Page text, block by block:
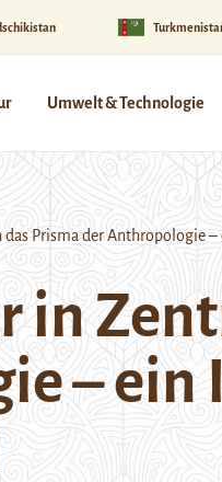
Umwelt & Technologie
Prisma der Anthropologie
– ein